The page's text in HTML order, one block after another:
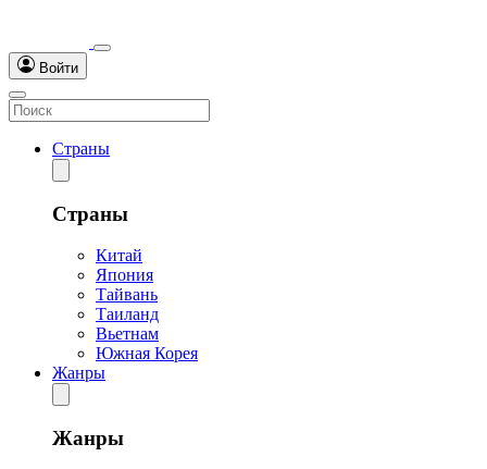
Войти
Страны
Страны
Китай
Япония
Тайвань
Таиланд
Вьетнам
Южная Корея
Жанры
Жанры